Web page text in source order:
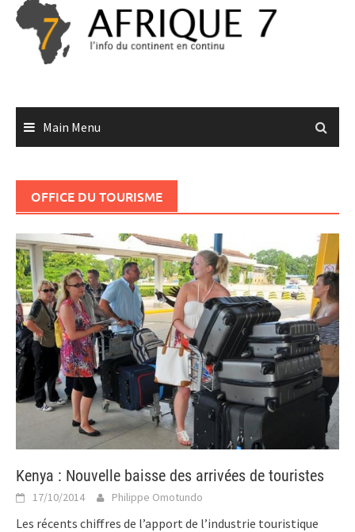
Skip
content
Main Menu
OFFICE DU TOURISME
Kenya : Nouvelle baisse des arrivées de touristes
17/10/2014 Philippe Omotundo
Les récents chiffres de l’apport de l’industrie touristique